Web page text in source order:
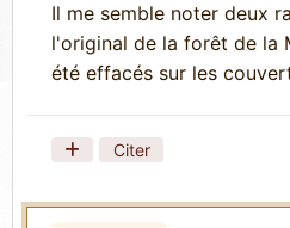
Il me semble noter deux
l'original de la forêt de la
été effacés sur les
Citer